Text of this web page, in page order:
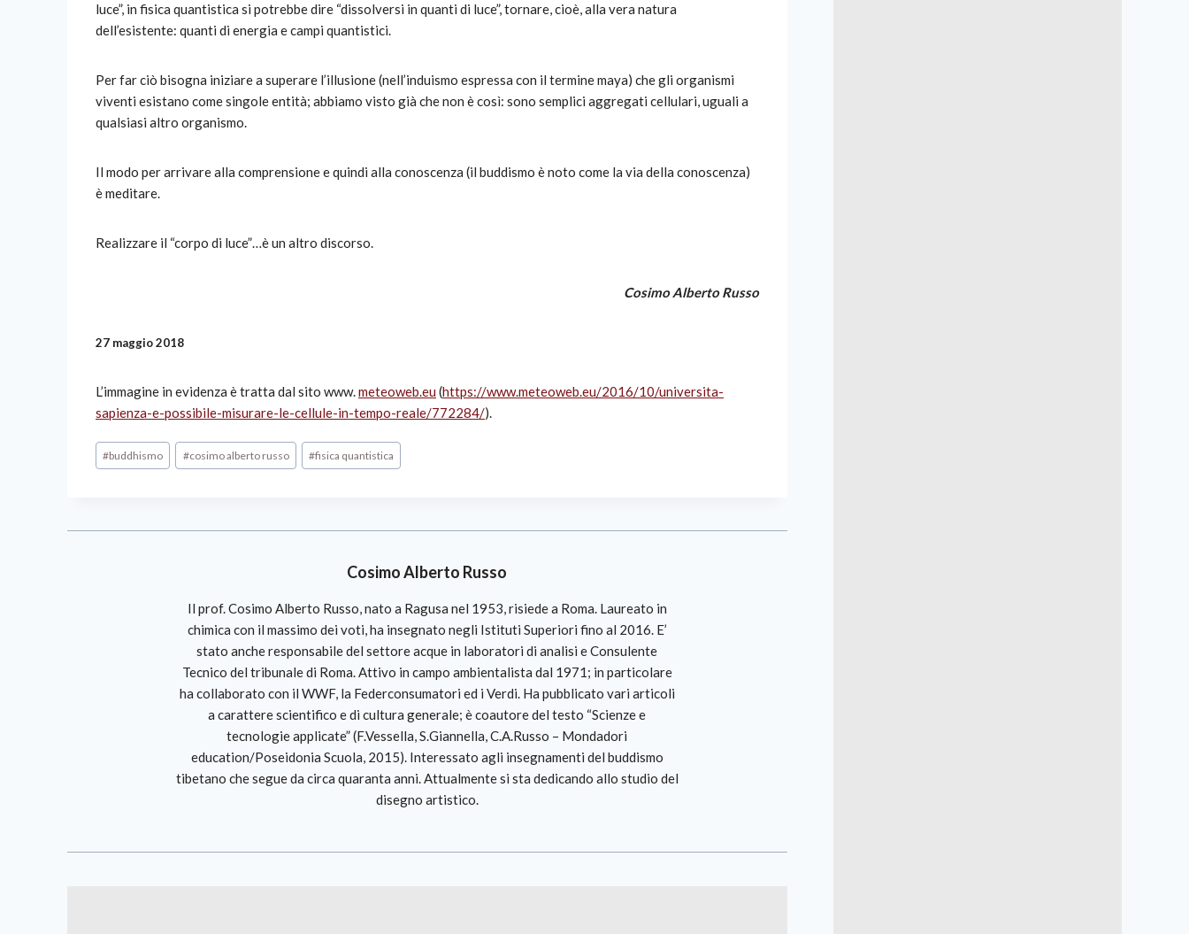
luce”, in fisica quantistica si potrebbe dire “dissolversi in quanti di luce”, tornare, cioè, alla vera natura
dell’esistente: quanti di energia e campi quantistici.
Per far ciò bisogna iniziare a superare l’illusione (nell’induismo espressa con il termine maya) che gli organismi
viventi esistano come singole entità; abbiamo visto già che non è così: sono semplici aggregati cellulari, uguali a
qualsiasi altro organismo.
Il modo per arrivare alla comprensione e quindi alla conoscenza (il buddismo è noto come la via della conoscenza)
è meditare.
Realizzare il “corpo di luce”…è un altro discorso.
Cosimo Alberto Russo
27 maggio 2018
L’immagine in evidenza è tratta dal sito www.meteoweb.eu (https://www.meteoweb.eu/2016/10/universita-
sapienza-e-possibile-misurare-le-cellule-in-tempo-reale/772284/).
#buddhismo #cosimo alberto russo #fisica quantistica
Cosimo Alberto Russo
Il prof. Cosimo Alberto Russo, nato a Ragusa nel 1953, risiede a Roma. Laureato in
chimica con il massimo dei voti, ha insegnato negli Istituti Superiori fino al 2016. E’
stato anche responsabile del settore acque in laboratori di analisi e Consulente
Tecnico del tribunale di Roma. Attivo in campo ambientalista dal 1971; in particolare
ha collaborato con il WWF, la Federconsumatori ed i Verdi. Ha pubblicato vari articoli
a carattere scientifico e di cultura generale; è coautore del testo “Scienze e
tecnologie applicate” (F.Vessella, S.Giannella, C.A.Russo – Mondadori
education/Poseidonia Scuola, 2015). Interessato agli insegnamenti del buddismo
tibetano che segue da circa quaranta anni. Attualmente si sta dedicando allo studio del
disegno artistico.